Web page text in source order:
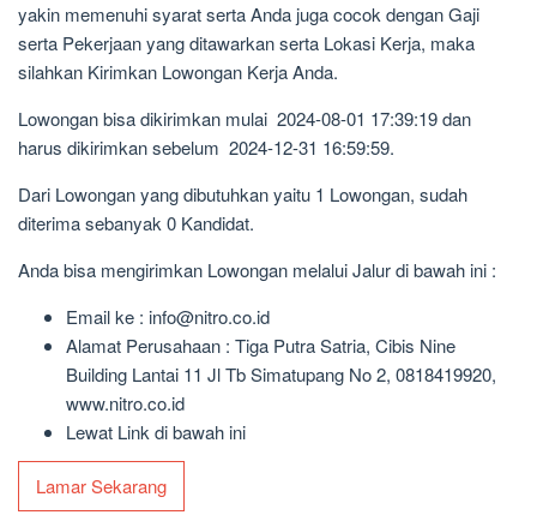
yakin memenuhi syarat serta Anda juga cocok dengan Gaji
serta Pekerjaan yang ditawarkan serta Lokasi Kerja, maka
silahkan Kirimkan Lowongan Kerja Anda.
Lowongan bisa dikirimkan mulai 2024-08-01 17:39:19 dan
harus dikirimkan sebelum 2024-12-31 16:59:59.
Dari Lowongan yang dibutuhkan yaitu 1 Lowongan, sudah
diterima sebanyak 0 Kandidat.
Anda bisa mengirimkan Lowongan melalui Jalur di bawah ini :
Email ke : info@nitro.co.id
Alamat Perusahaan : Tiga Putra Satria, Cibis Nine
Building Lantai 11 Jl Tb Simatupang No 2, 0818419920,
www.nitro.co.id
Lewat Link di bawah ini
Lamar Sekarang